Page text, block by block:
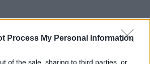
Process My Personal Information
of the sale, sharing to third parties, or